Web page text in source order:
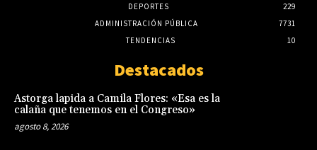
DEPORTES
229
ADMINISTRACIÓN PÚBLICA
7731
TENDENCIAS
10
Destacados
Astorga lapida a Camila Flores: «Esa es la
calaña que tenemos en el Congreso»
agosto 8, 2026